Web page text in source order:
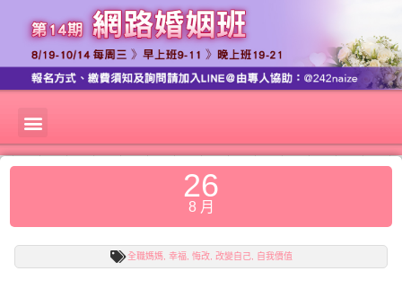
26
8 月
全職媽媽, 幸福, 悔改, 改變自己, 自我價值